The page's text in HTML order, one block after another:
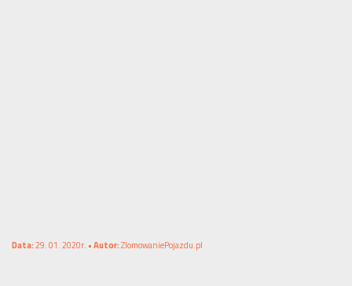
Data:29. 01. 2020r. •Autor:ZlomowaniePojazdu.pl